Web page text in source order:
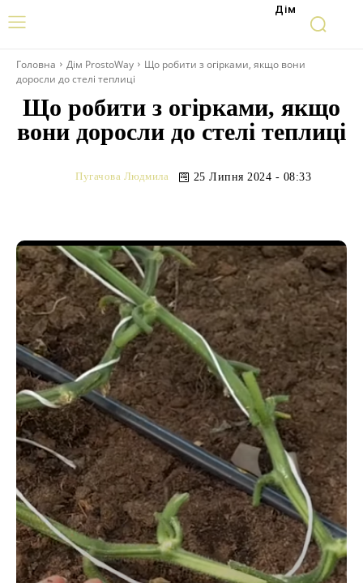
Дім
Головна Дім ProstoWay
Що робити з огірками, якщо вони
доросли до стелі теплиці
Що робити з огірками, якщо
вони доросли до стелі теплиці
Пугачова Людмила 25 Липня 2024 - 08:33